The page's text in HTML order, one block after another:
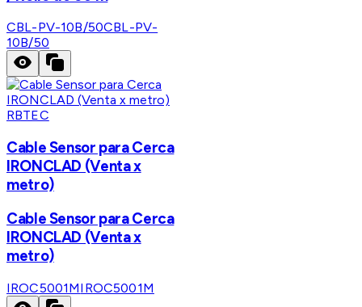
CBL-PV-10B/50CBL-PV-
10B/50
RBTEC
Cable Sensor para Cerca
IRONCLAD (Venta x
metro)
Cable Sensor para Cerca
IRONCLAD (Venta x
metro)
IROC5001MIROC5001M